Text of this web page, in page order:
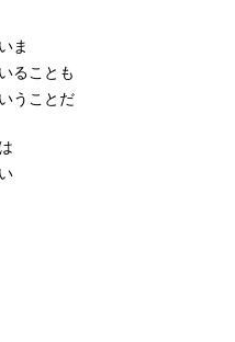
ま
ることも
うことだ